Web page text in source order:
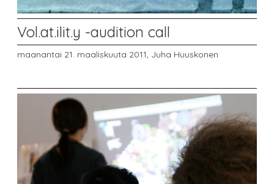
Vol.at.ilit.y -audition call
maanantai 21. maaliskuuta 2011, Juha Huuskonen